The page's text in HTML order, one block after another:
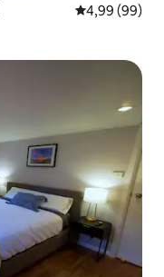
4,99 de uma
4,99 (99)